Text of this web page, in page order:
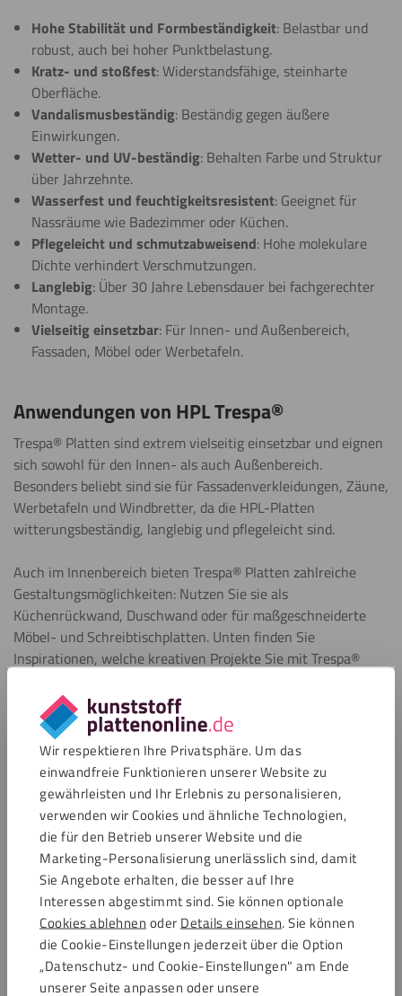
Wir respektieren Ihre Privatsphäre. Um das
einwandfreie Funktionieren unserer Website zu
gewährleisten und Ihr Erlebnis zu personalisieren,
verwenden wir Cookies und ähnliche Technologien,
die für den Betrieb unserer Website und die
Marketing-Personalisierung unerlässlich sind, damit
Sie Angebote erhalten, die besser auf Ihre
Interessen abgestimmt sind. Sie können optionale
Cookies ablehnen oder Details einsehen. Sie können
die Cookie-Einstellungen jederzeit über die Option
„Datenschutz- und Cookie-Einstellungen" am Ende
unserer Seite anpassen oder unsere
Hohe Stabilität und Formbeständigkeit: Belastbar und
robust, auch bei hoher Punktbelastung.
Kratz- und stoßfest: Widerstandsfähige, steinharte
Oberfläche.
Vandalismusbeständig: Beständig gegen äußere
Einwirkungen.
Wetter- und UV-beständig: Behalten Farbe und Struktur
über Jahrzehnte.
Wasserfest und feuchtigkeitsresistent: Geeignet für
Nassräume wie Badezimmer oder Küchen.
Pflegeleicht und schmutzabweisend: Hohe molekulare
Dichte verhindert Verschmutzungen.
Langlebig: Über 30 Jahre Lebensdauer bei fachgerechter
Montage.
Vielseitig einsetzbar: Für Innen- und Außenbereich,
Fassaden, Möbel oder Werbetafeln.
Anwendungen von HPL Trespa®
Trespa® Platten sind extrem vielseitig einsetzbar und eignen
sich sowohl für den Innen- als auch Außenbereich.
Besonders beliebt sind sie für Fassadenverkleidungen, Zäune,
Werbetafeln und Windbretter, da die HPL-Platten
witterungsbeständig, langlebig und pflegeleicht sind.
Auch im Innenbereich bieten Trespa® Platten zahlreiche
Gestaltungsmöglichkeiten: Nutzen Sie sie als
Küchenrückwand, Duschwand oder für maßgeschneiderte
Möbel- und Schreibtischplatten. Unten finden Sie
Inspirationen, welche kreativen Projekte Sie mit Trespa®
Küchenrückwand Fassadenverkleidung